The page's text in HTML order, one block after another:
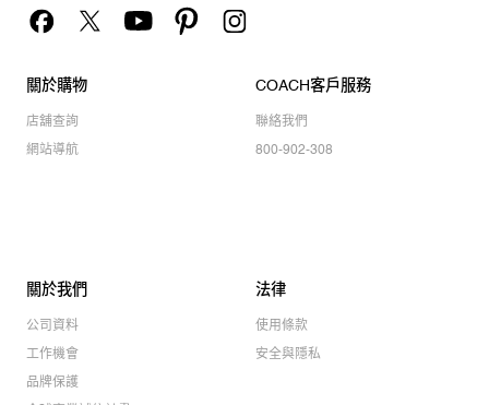
關於購物
店舖查詢
網站導航
COACH客戶服務
聯絡我們
800-902-308
關於我們
公司資料
工作機會
品牌保護
法律
使用條款
安全與隱私